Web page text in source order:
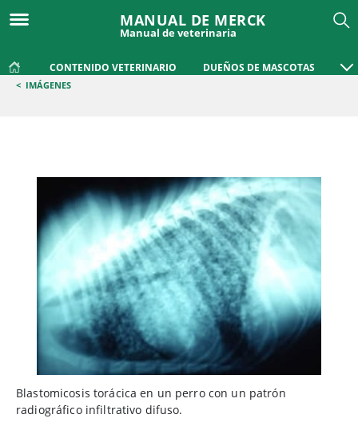
MANUAL DE MERCK
Manual de veterinaria
CONTENIDO VETERINARIO DUEÑOS DE MASCOTAS
< IMÁGENES
Blastomicosis torácica en un perro con un patrón
radiográfico infiltrativo difuso.